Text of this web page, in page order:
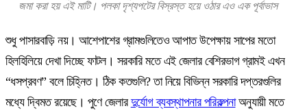
জমা করা হয় এই মাটি। পলকা দৃশ্যপটের বিস্রস্ত হয়ে ওঠার এও এক পূর্বাভাস
শুধু পাসারবাড়ি নয়। আশেপাশের গ্রামগুলিতেও আপাত উপেক্ষায় সাপের মতো
হিলহিলিয়ে দেখা দিচ্ছে ফাটল। সরকারি মতে এই জেলার বেশিরভাগ গ্রামই এখন
“ধসপ্রবণ” বলে চিহ্নিত। ঠিক কতগুলি? তা নিয়ে বিভিন্ন সরকারি দপ্তরগুলির
মধ্যে দ্বিমত রয়েছে। পুণে জেলারদুর্যোগ ব্যবস্থাপনার পরিকল্পনাঅনুযায়ী মতে